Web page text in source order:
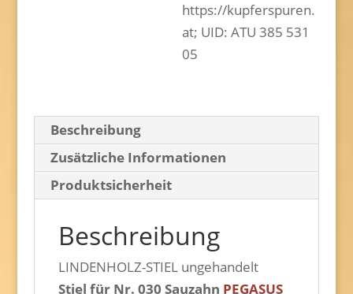
https://kupferspuren.
at; UID: ATU 385 531
05
Beschreibung
Zusätzliche Informationen
Produktsicherheit
Beschreibung
LINDENHOLZ-STIEL ungehandelt
Stiel für Nr. 030 Sauzahn PEGASUS